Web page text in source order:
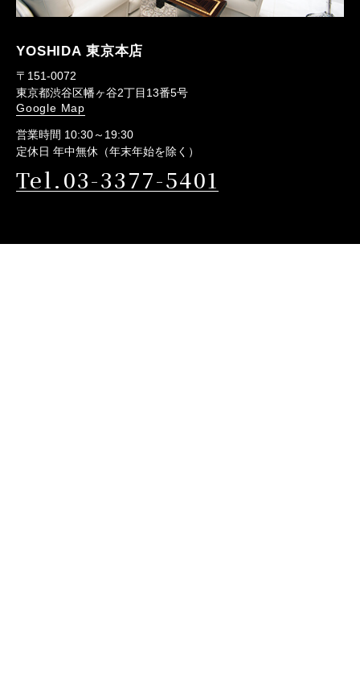
YOSHIDA 東京本店
〒151-0072
東京都渋谷区幡ヶ谷2丁目13番5号
Google Map
営業時間 10:30～19:30
定休日 年中無休（年末年始を除く）
Tel.03-3377-5401